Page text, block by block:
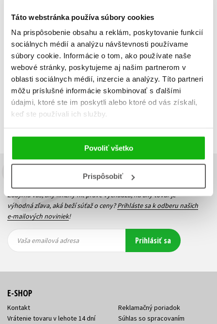
Táto webstránka používa súbory cookies
Na prispôsobenie obsahu a reklám, poskytovanie funkcií
sociálnych médií a analýzu návštevnosti používame
súbory cookie. Informácie o tom, ako používate naše
webové stránky, poskytujeme aj našim partnerom v
oblasti sociálnych médií, inzercie a analýzy. Títo partneri
môžu príslušné informácie skombinovať s ďalšími
údajmi, ktoré ste im poskytli alebo ktoré od vás získali,
keď ste používali ich služby.
Povoliť všetko
Prispôsobiť
Strážny pes
Dátum vydania Predajnosť
Názov
Cena
IBA DOSTUPNÉ
Neboli nájdené žiadne tituly
Budete to vedieť ako prvý!
Zaujíma Vás, aký knižný hit práve vychádza, na aký tovar je
výhodná zľava, aká beží súťaž o ceny?Prihláste sa k odberu našich
e-mailových noviniek!
emailová
emailová
Vaša emailová adresa Prihlásiť sa
E-SHOP
Kontakt
Vrátenie tovaru v lehote 14 dní
Reklamačný poriadok
Súhlas so spracovaním